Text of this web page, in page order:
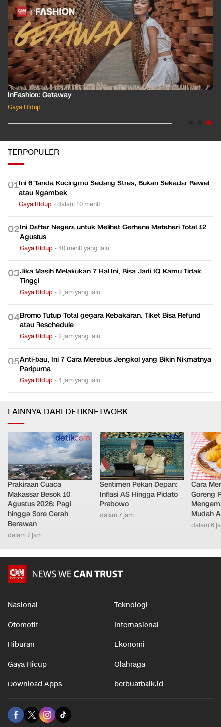
InFashion: Getaway
Gaya Hidup
TERPOPULER
01Ini 6 Tanda Kucingmu Sedang Stres, Bukan Sekadar Rewel
atau Ngambek
Gaya Hidup •dalam 10 menit
02Ini Daftar Negara untuk Melihat Gerhana Matahari Total 12
Agustus
Gaya Hidup •40 menit yang lalu
03Jika Masih Melakukan 7 Hal Ini, Bisa Jadi IQ Kamu Tidak
Tinggi
Gaya Hidup •2 jam yang lalu
04Bromo Tutup Total gegara Kebakaran, Tiket Bisa Refund
atau Reschedule
Gaya Hidup •2 jam yang lalu
05Anti-bau, Ini 7 Cara Merebus Jengkol yang Bikin Nikmatnya
Paripurna
Gaya Hidup •4 jam yang lalu
LAINNYA DARI DETIKNETWORK
Prakiraan Cuaca
Makassar Besok 10
Agustus 2026: Pagi
hingga Sore Cerah
Berawan
dalam 7 jam
Sentimen Pekan Depan:
Inflasi AS Hingga Pidato
Prabowo
dalam 7 jam
Cara
Goreng
Mudah
dalam 6
Nasional Teknologi
Otomotif Internasional
Hiburan Ekonomi
Gaya Hidup Olahraga
Download Apps berbuatbaik.id